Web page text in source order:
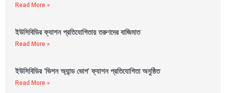
Read More »
ইউসিবিডির ফ্যাশন প্রতিযোগিতায় তরুণদের বাজিমাত
Read More »
ইউসিবিডির ‘ভিশন অ্যান্ড ভোগ’ ফ্যাশন প্রতিযোগিতা অনুষ্ঠিত
Read More »